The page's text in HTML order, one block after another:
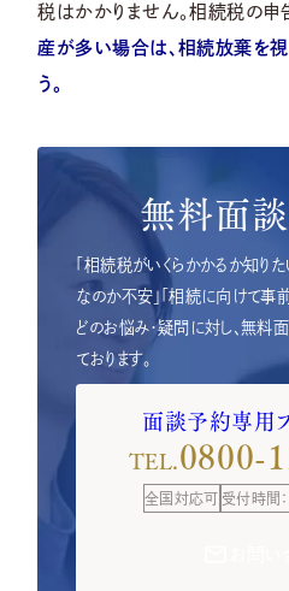
税はかかりません。相続税の申
産が多い場合は、相続放棄を
う。
無料面
「相続税がいくらかかるか知り
なのか不安」「相続に向けて事
どのお悩み・疑問に対し、無料
ております。
面談予約専用フ
TEL.0800-
全国対応可 受付時